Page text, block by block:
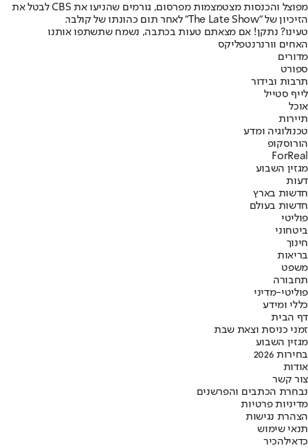
מפוצל והכנסות מצטמצמות מפרסום, גורמים שהניעו את CBS לבטל את
הזיכיון של "The Late Show" לאחר תום כהונתו של קולבר.
טעינו? נתקן! אם מצאתם טעות בכתבה, נשמח שתשתפו אותנו
האחים וורנרנטפליקס
מדורים
ספורט
תרבות ובידור
לייף סטייל
אוכל
תיירות
טכנולוגיה ומדע
הורוסקופ
ForReal
מגזין השבוע
דעות
חדשות בארץ
חדשות בעולם
פוליטי
ביטחוני
חינוך
בריאות
משפט
תחבורה
פוליטי-מדיני
כללי ומידע
דף הבית
זמני כניסת וצאת שבת
מגזין השבוע
בחירות 2026
אודות
צור קשר
נבחרת הכתבים והפרשנים
מדיניות פרטיות
הצהרת נגישות
תנאי שימוש
כדאילהכיר